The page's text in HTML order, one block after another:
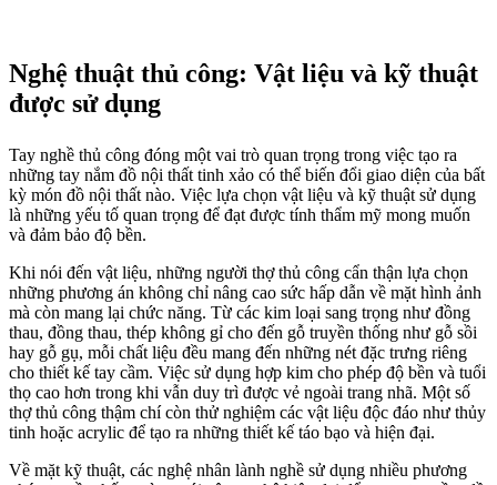
Nghệ thuật thủ công: Vật liệu và kỹ thuật
được sử dụng
Tay nghề thủ công đóng một vai trò quan trọng trong việc tạo ra
những tay nắm đồ nội thất tinh xảo có thể biến đổi giao diện của bất
kỳ món đồ nội thất nào. Việc lựa chọn vật liệu và kỹ thuật sử dụng
là những yếu tố quan trọng để đạt được tính thẩm mỹ mong muốn
và đảm bảo độ bền.
Khi nói đến vật liệu, những người thợ thủ công cẩn thận lựa chọn
những phương án không chỉ nâng cao sức hấp dẫn về mặt hình ảnh
mà còn mang lại chức năng. Từ các kim loại sang trọng như đồng
thau, đồng thau, thép không gỉ cho đến gỗ truyền thống như gỗ sồi
hay gỗ gụ, mỗi chất liệu đều mang đến những nét đặc trưng riêng
cho thiết kế tay cầm. Việc sử dụng hợp kim cho phép độ bền và tuổi
thọ cao hơn trong khi vẫn duy trì được vẻ ngoài trang nhã. Một số
thợ thủ công thậm chí còn thử nghiệm các vật liệu độc đáo như thủy
tinh hoặc acrylic để tạo ra những thiết kế táo bạo và hiện đại.
Về mặt kỹ thuật, các nghệ nhân lành nghề sử dụng nhiều phương